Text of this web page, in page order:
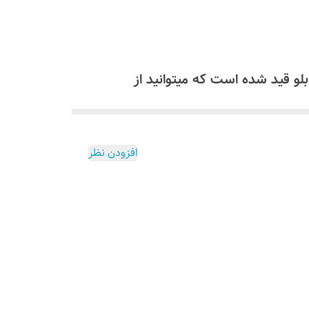
تابلو قید شده است که میتوانید از
میگردد برای دریافت لینک
افزودن نظر